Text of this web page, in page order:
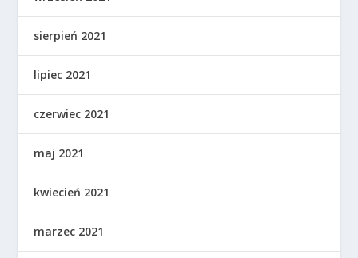
sierpień 2021
lipiec 2021
czerwiec 2021
maj 2021
kwiecień 2021
marzec 2021